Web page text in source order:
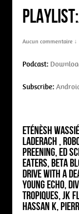
Aucun commentaire ↓
Podcast:
Subscribe:
Eténèsh
Laderach ,
Preening, Ed
Eaters, Beta
Drive With A
Young Echo,
Tropiques, JK
Hassan K,